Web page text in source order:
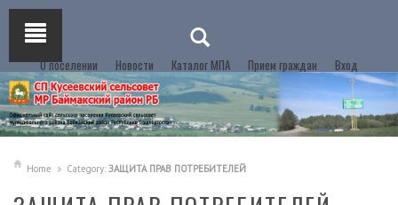
О поселении Новости Каталог МПА Прием граждан Вход
Home Category: ЗАЩИТА ПРАВ ПОТРЕБИТЕЛЕЙ